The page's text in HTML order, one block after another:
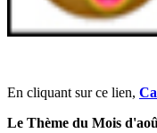
En cliquant sur ce lien,
Le Thème du Mois